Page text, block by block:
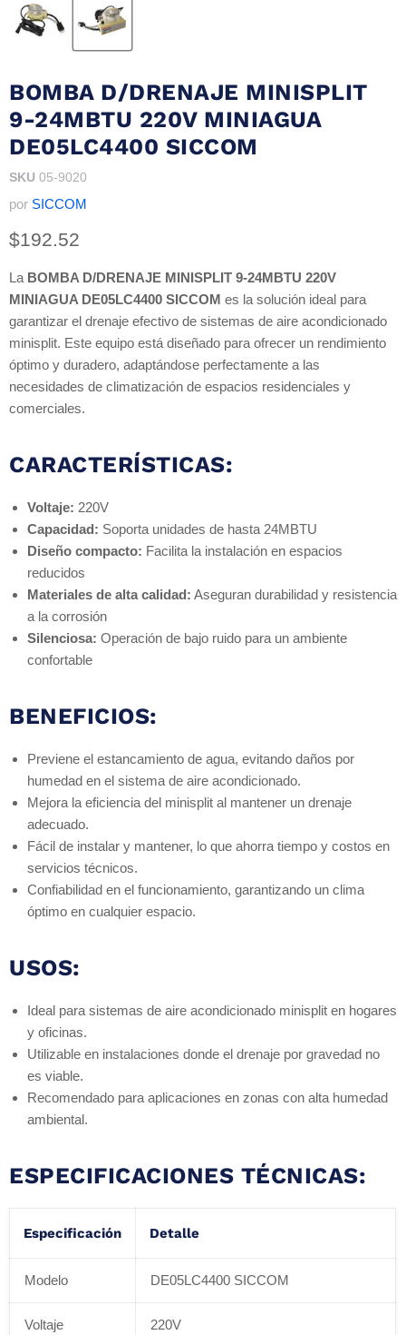
BOMBA D/DRENAJE MINISPLIT
9-24MBTU 220V MINIAGUA
DE05LC4400 SICCOM
SKU 05-9020
por SICCOM
Precio actual
$192.52
La BOMBA D/DRENAJE MINISPLIT 9-24MBTU 220V
MINIAGUA DE05LC4400 SICCOM es la solución ideal para
garantizar el drenaje efectivo de sistemas de aire acondicionado
minisplit. Este equipo está diseñado para ofrecer un rendimiento
óptimo y duradero, adaptándose perfectamente a las
necesidades de climatización de espacios residenciales y
comerciales.
CARACTERÍSTICAS:
Voltaje: 220V
Capacidad: Soporta unidades de hasta 24MBTU
Diseño compacto: Facilita la instalación en espacios
reducidos
Materiales de alta calidad: Aseguran durabilidad y resistencia
a la corrosión
Silenciosa: Operación de bajo ruido para un ambiente
confortable
BENEFICIOS:
Previene el estancamiento de agua, evitando daños por
humedad en el sistema de aire acondicionado.
Mejora la eficiencia del minisplit al mantener un drenaje
adecuado.
Fácil de instalar y mantener, lo que ahorra tiempo y costos en
servicios técnicos.
Confiabilidad en el funcionamiento, garantizando un clima
óptimo en cualquier espacio.
USOS:
Ideal para sistemas de aire acondicionado minisplit en hogares
y oficinas.
Utilizable en instalaciones donde el drenaje por gravedad no
es viable.
Recomendado para aplicaciones en zonas con alta humedad
ambiental.
ESPECIFICACIONES TÉCNICAS:
Especificación Detalle
Modelo DE05LC4400 SICCOM
Voltaje 220V